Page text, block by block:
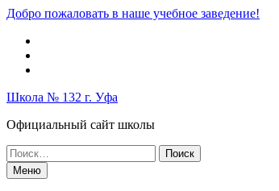
Перейти
содержимому
Добро пожаловать в наше учебное заведение!
Школа № 132 г. Уфа
Официальный сайт школы
Поиск
по:Меню